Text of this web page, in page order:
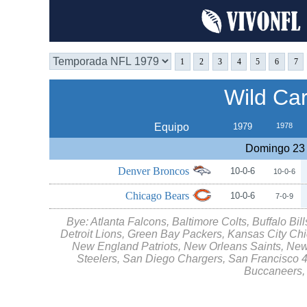
1 2 3 4 5 6 7
Wild
Equipo 1979 1978
Domingo
Denver Broncos
10-0-6 10-0-6
Chicago Bears 10-0-6 7-0-9
Bye: Atlanta Falcons, Baltimore Colts, Buffalo
Detroit Lions, Green Bay Packers, Kansas City
New England Patriots, New Orleans Saints,
Steelers, San Diego Chargers, San Francisco